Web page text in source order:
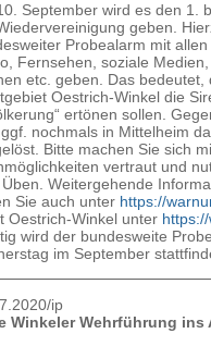
September wird es den 1.
geben.
Probealarm mit
Fernsehen, soziale
etc. geben. Das
Oestrich-Winkel die
ertönen sollen.
nochmals in Mittelheim
Bitte machen Sie sich
vertraut und
Weitergehende
Sie auch unter https://
Oestrich-Winkel unter
wird der bundesweite
im September
ip
Winkeler Wehrführung ins